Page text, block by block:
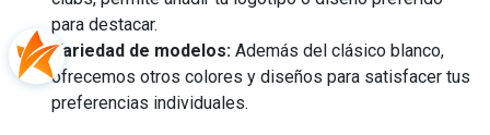
para destacar.
Variedad de modelos: Además del clásico blanco,
ofrecemos otros colores y diseños para satisfacer tus
preferencias individuales.